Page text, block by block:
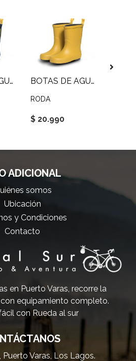
BOTAS DE AGUA AZUL BOTAS DE AGUA AMARILLO
RODA
$ 20.990
ADICIONAL
somos
Ubicación
y Condiciones
Contacto
en Puerto Varas, recorre la
equipamiento completo.
con Rueda al sur
Varas, Los Lagos.